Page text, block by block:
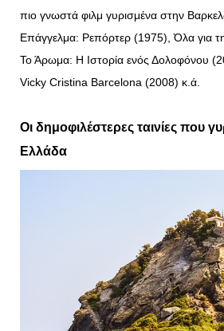
πιο γνωστά φιλμ γυρισμένα στην
Επάγγελμα: Ρεπόρτερ (1975), Όλα για
Το Άρωμα: Η Ιστορία ενός Δολοφόνου
Vicky Cristina Barcelona (2008) κ.ά.
Οι δημοφιλέστερες ταινίες που
Ελλάδα